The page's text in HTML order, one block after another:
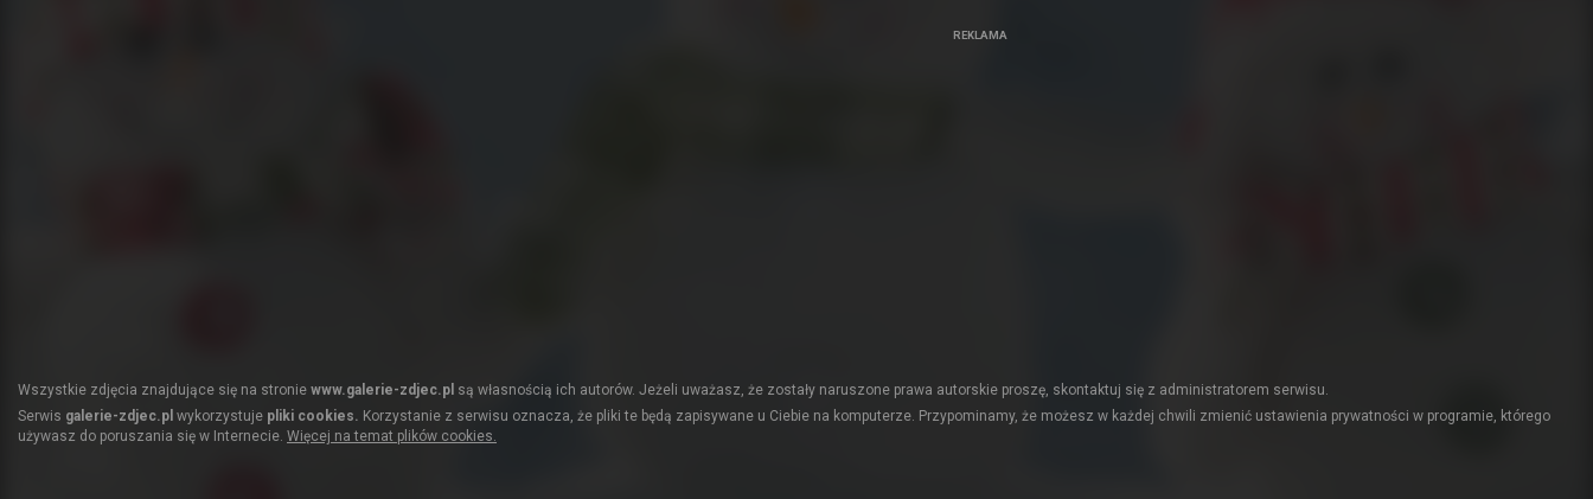
REKLAMA
Wszystkie zdjęcia znajdujące się na stronie www.galerie-zdjec.pl są własnością ich autorów. Jeżeli uważasz, że zostały naruszone prawa autorskie proszę, skontaktuj się z administratorem serwisu.
Serwis galerie-zdjec.pl wykorzystuje pliki cookies. Korzystanie z serwisu oznacza, że pliki te będą zapisywane u Ciebie na komputerze. Przypominamy, że możesz w każdej chwili zmienić ustawienia prywatności w programie, którego
używasz do poruszania się w Internecie. Więcej na temat plików cookies.